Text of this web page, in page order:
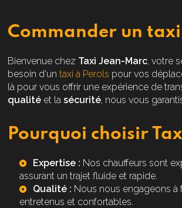
Commander un
Bienvenue chez Taxi Jean-Marc, votre
besoin d'un taxi à Perols pour vos
là pour vous offrir une expérience de
qualité et la sécurité, nous vous
Pourquoi choisir
Expertise : Nos chauffeurs sont
assurant un trajet fluide et rapide.
Qualité : Nous nous engageons à
entretenus et confortables.